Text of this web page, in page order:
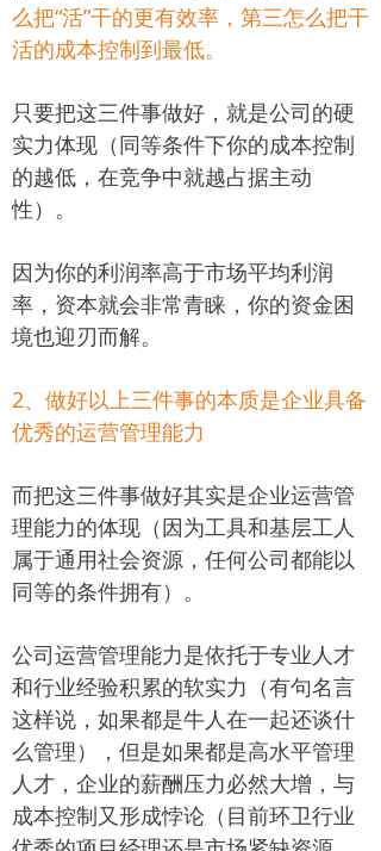
么把“活”干的更有效率，第三怎么把干
活的成本控制到最低。
只要把这三件事做好，就是公司的硬
实力体现（同等条件下你的成本控制
的越低，在竞争中就越占据主动
性）。
因为你的利润率高于市场平均利润
率，资本就会非常青睐，你的资金困
境也迎刃而解。
2、做好以上三件事的本质是企业具备
优秀的运营管理能力
而把这三件事做好其实是企业运营管
理能力的体现（因为工具和基层工人
属于通用社会资源，任何公司都能以
同等的条件拥有）。
公司运营管理能力是依托于专业人才
和行业经验积累的软实力（有句名言
这样说，如果都是牛人在一起还谈什
么管理），但是如果都是高水平管理
人才，企业的薪酬压力必然大增，与
成本控制又形成悖论（目前环卫行业